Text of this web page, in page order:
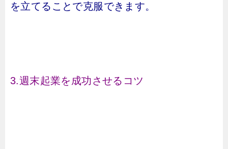
を立てることで克服できます。
3.週末起業を成功させるコツ